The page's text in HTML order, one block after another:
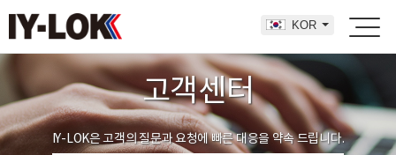
KOR
고객센터
IY-LOK은 고객의 질문과 요청에 빠른 대응을 약속 드립니다.